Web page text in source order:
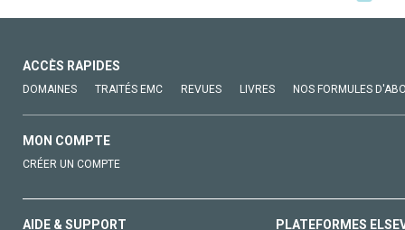
ACCÈS RAPIDES
DOMAINES TRAITÉS EMC REVUES LIVRES NOS FORMULES
MON COMPTE
CRÉER UN COMPTE
AIDE & SUPPORT PLATEFORMES